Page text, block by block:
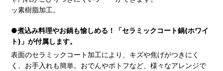
ッ素樹脂加工。
●煮込み料理やお鍋も愉しめる！「セラミックコート鍋(ホワイ
ト)」が付属します。
表面のセラミックコート加工により、キズや焦げがつきにく
く、お手入れも簡単。おでんやポトフなど、様々なアレンジで